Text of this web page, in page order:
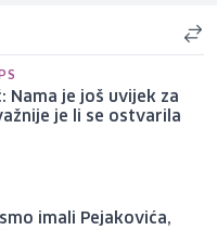
Nama je još uvijek za
je li se ostvarila
imali Pejakovića,